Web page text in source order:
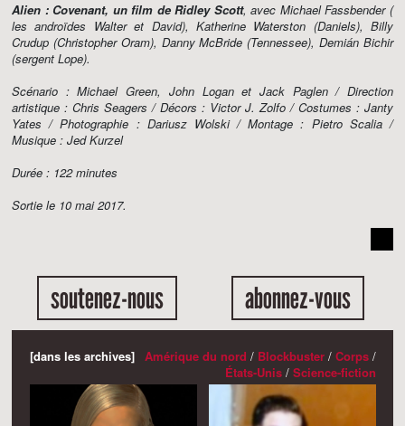
Alien : Covenant, un film de Ridley Scott, avec Michael Fassbender (
les androïdes Walter et David), Katherine Waterston (Daniels), Billy
Crudup (Christopher Oram), Danny McBride (Tennessee), Demián Bichir
(sergent Lope).
Scénario : Michael Green, John Logan et Jack Paglen / Direction
artistique : Chris Seagers / Décors : Victor J. Zolfo / Costumes : Janty
Yates / Photographie : Dariusz Wolski / Montage : Pietro Scalia /
Musique : Jed Kurzel
Durée : 122 minutes
Sortie le 10 mai 2017.
soutenez-nous abonnez-vous
[dans les archives] Amérique du nord / Blockbuster/ Corps/
États-Unis/ Science-fiction